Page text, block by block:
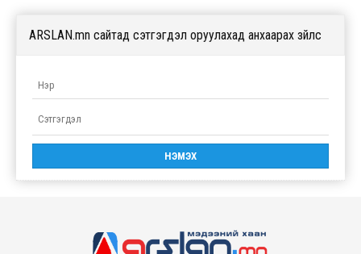
ARSLAN.mn сайтад сэтгэгдэл оруулахад анхаарах зүйлс